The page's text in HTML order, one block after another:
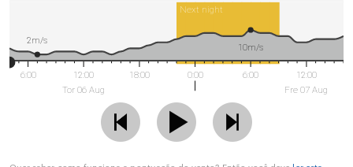
Next night
6:00
12:00
Tor 06 Aug
18:00 0:00 6:00
12:00
Fre 07 Aug
10m/s
2m/s